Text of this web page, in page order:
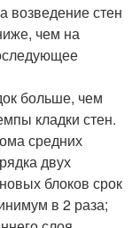
возведение стен
чем на
больше, чем
кладки стен.
средних
двух
блоков срок
в 2 раза;